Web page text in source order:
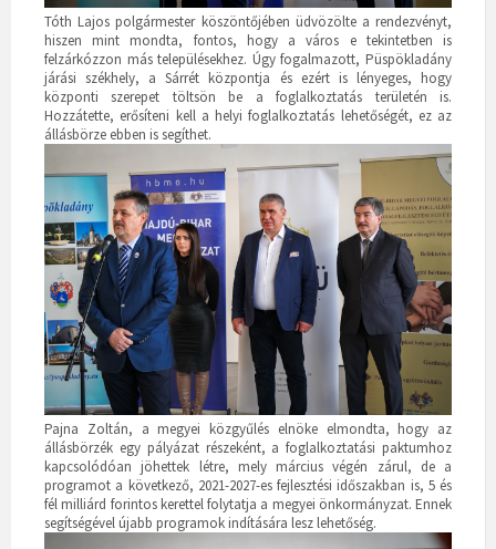
Tóth Lajos polgármester köszöntőjében üdvözölte a rendezvényt,
hiszen mint mondta, fontos, hogy a város e tekintetben is
felzárkózzon más településekhez. Úgy fogalmazott, Püspökladány
járási székhely, a Sárrét központja és ezért is lényeges, hogy
központi szerepet töltsön be a foglalkoztatás területén is.
Hozzátette, erősíteni kell a helyi foglalkoztatás lehetőségét, ez az
állásbörze ebben is segíthet.
Pajna Zoltán, a megyei közgyűlés elnöke elmondta, hogy az
állásbörzék egy pályázat részeként, a foglalkoztatási paktumhoz
kapcsolódóan jöhettek létre, mely március végén zárul, de a
programot a következő, 2021-2027-es fejlesztési időszakban is, 5 és
fél milliárd forintos kerettel folytatja a megyei önkormányzat. Ennek
segítségével újabb programok indítására lesz lehetőség.